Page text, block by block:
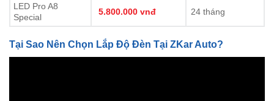
LED Pro A8
Special
5.800.000 vnđ 24 tháng
Tại Sao Nên Chọn Lắp Độ Đèn Tại ZKar Auto?